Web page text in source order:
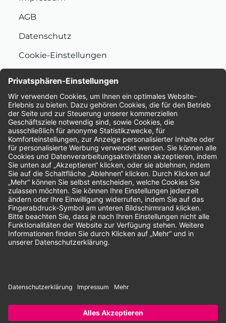
AGB
Datenschutz
Cookie-Einstellungen
Bewertungen
Unsere Zahlungsarten:
Rechnung SEPA-Lastschrift Vorkasse